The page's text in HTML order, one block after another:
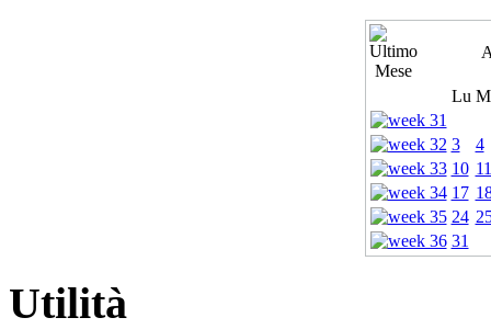
Lu
3
4
10 11
17
24
31
Utilità